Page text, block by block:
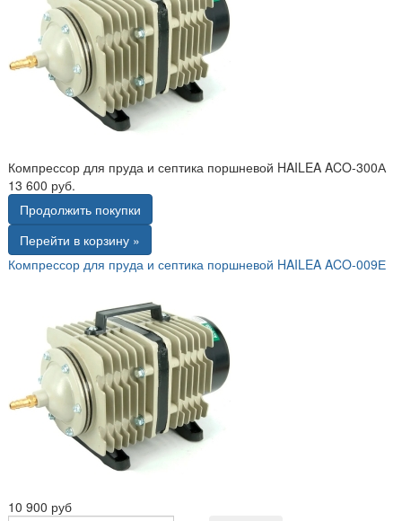
Компрессор для пруда и септика поршневой HAILEA ACO-300А
13 600 руб.
Продолжить покупки
Перейти в корзину »
Компрессор для пруда и септика поршневой HAILEA ACO-009Е
10 900 руб